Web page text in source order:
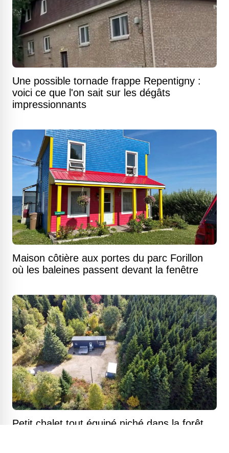
Une possible tornade frappe Repentigny :
voici ce que l'on sait sur les dégâts
impressionnants
Maison côtière aux portes du parc Forillon
où les baleines passent devant la fenêtre
Petit chalet tout équipé niché dans la forêt